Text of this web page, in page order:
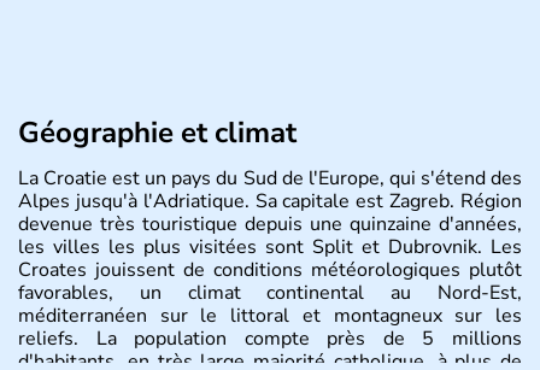
Géographie et climat
La Croatie est un pays du Sud de l'Europe, qui s'étend des
Alpes jusqu'à l'Adriatique. Sa capitale est Zagreb. Région
devenue très touristique depuis une quinzaine d'années,
les villes les plus visitées sont Split et Dubrovnik. Les
Croates jouissent de conditions météorologiques plutôt
favorables, un climat continental au Nord-Est,
méditerranéen sur le littoral et montagneux sur les
reliefs. La population compte près de 5 millions
d'habitants, en très large majorité catholique, à plus de